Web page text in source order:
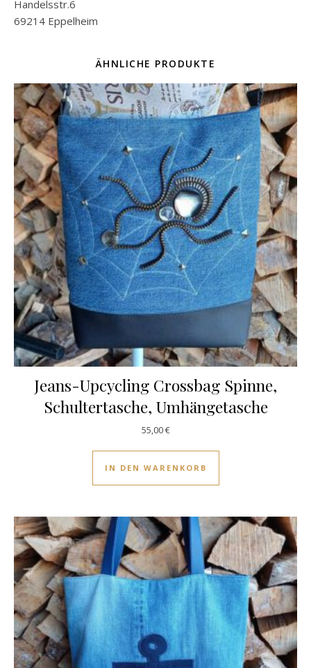
Handelsstr.6
69214 Eppelheim
ÄHNLICHE PRODUKTE
Jeans-Upcycling Crossbag Spinne,
Schultertasche, Umhängetasche
55,00€
IN DEN WARENKORB